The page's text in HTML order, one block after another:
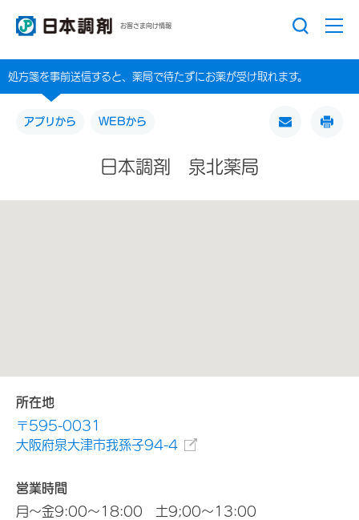
お客さま向け情報
処方箋を事前送信すると、薬局で待たずにお薬が受け取れます。
アプリから WEBから
日本調剤 泉北薬局
所在地
〒595-0031
大阪府泉大津市我孫子94-4
営業時間
月～金9:00～18:00 土9;00～13:00